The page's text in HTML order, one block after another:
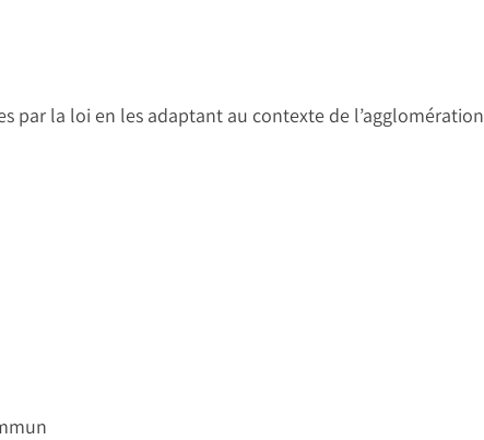
par la loi en les adaptant au contexte de l’agglomération